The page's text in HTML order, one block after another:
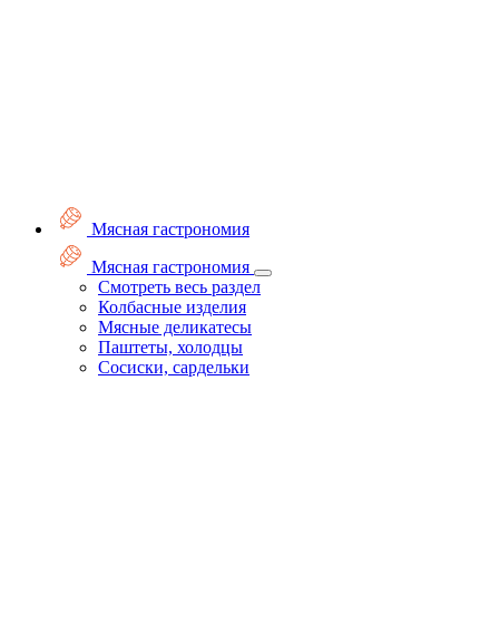
Мясная гастрономия
Мясная гастрономия
Смотреть весь раздел
Колбасные изделия
Мясные деликатесы
Паштеты, холодцы
Сосиски, сардельки